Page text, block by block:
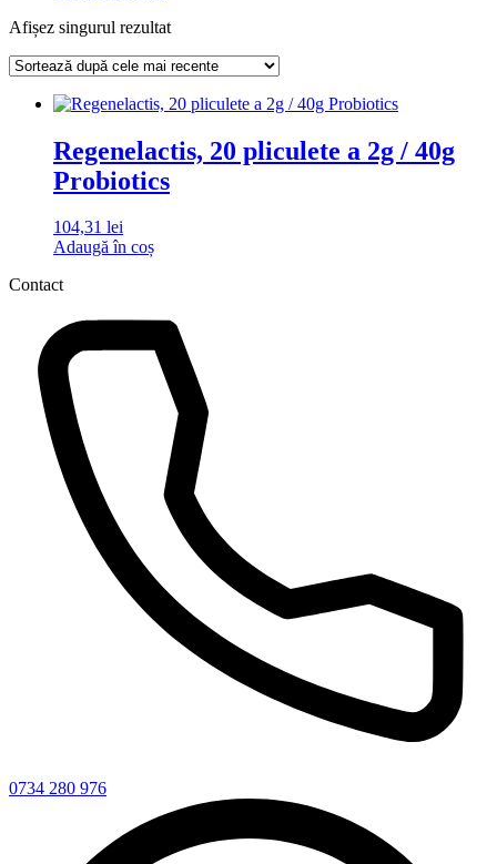
Afișez singurul rezultat
Regenelactis, 20 pliculete a 2g / 40g
Probiotics
104,31 lei
Adaugă în coș
Contact
0734 280 976